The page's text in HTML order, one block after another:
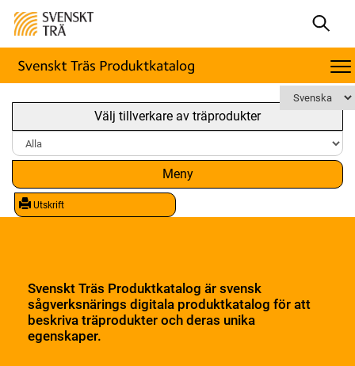
Välj tillverkare av träprodukter
Meny
Utskrift
Svenskt Träs Produktkatalog är svensk
sågverksnärings digitala produktkatalog för att
beskriva träprodukter och deras unika
egenskaper.